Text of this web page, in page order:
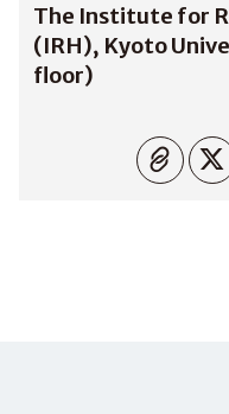
The Institute for
(IRH), Kyoto
floor)
Copiato